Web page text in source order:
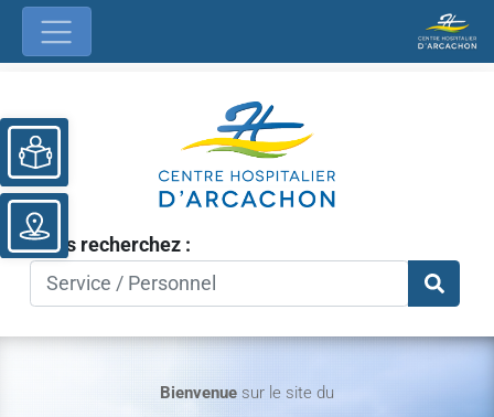
Vous recherchez :
Ouvrir la barre d’outils
Bienvenue sur le site du